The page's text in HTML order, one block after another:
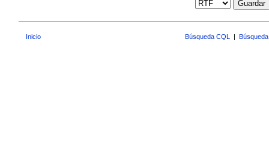
Guardar
Inicio Búsqueda CQL